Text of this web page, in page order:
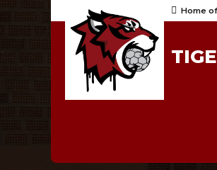
Home
2023/24